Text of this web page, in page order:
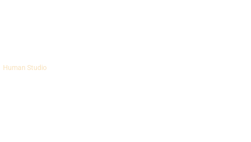
Human Studio